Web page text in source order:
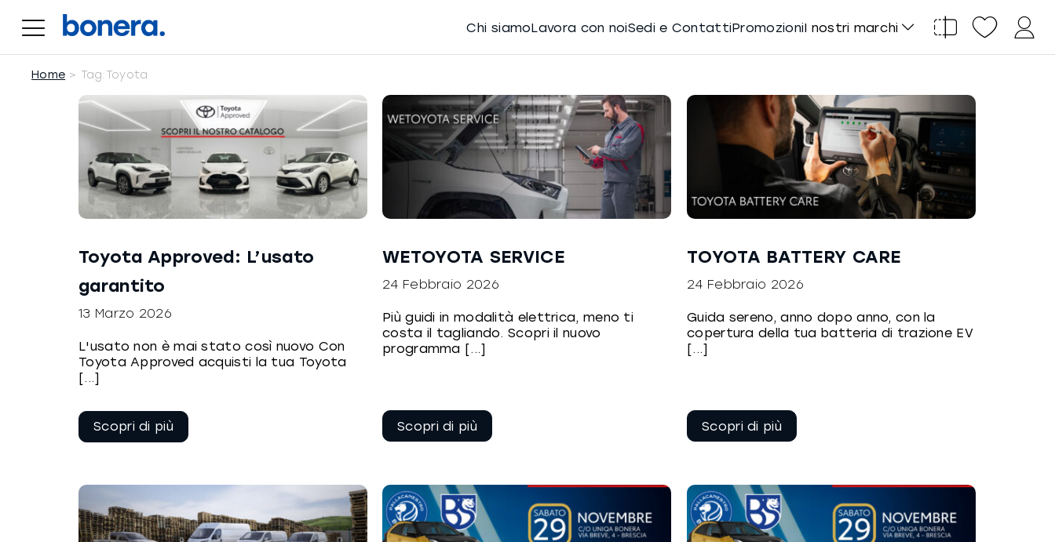
contenuto
Chi siamoLavora con noiSedi e ContattiPromozioniI nostri marchi
Home Tag: Toyota
Toyota Approved: L’usato
garantito
13 Marzo 2026
L'usato non è mai stato così nuovo Con
Toyota Approved acquisti la tua Toyota
[...]
Continua a
leggere
WETOYOTA SERVICE
24 Febbraio 2026
Più guidi in modalità elettrica, meno ti
costa il tagliando. Scopri il nuovo
programma [...]
Continua a
leggere
TOYOTA BATTERY CARE
24 Febbraio 2026
Guida sereno, anno dopo anno, con la
copertura della tua batteria di trazione EV
[...]
Continua a
leggere